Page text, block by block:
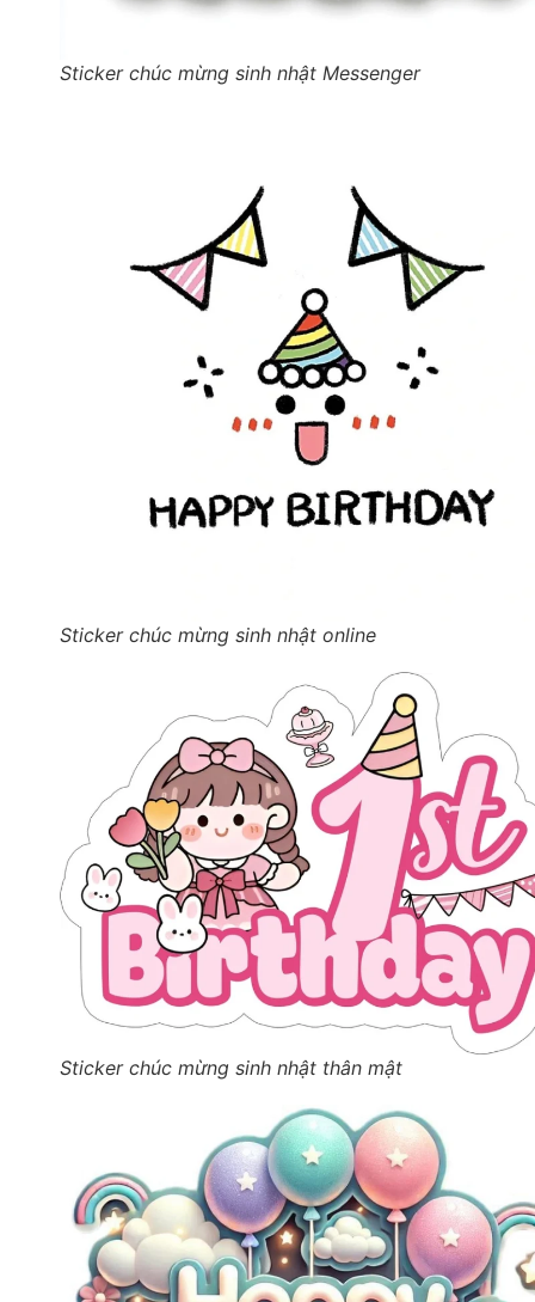
Sticker chúc mừng sinh nhật Messenger
Sticker chúc mừng sinh nhật online
Sticker chúc mừng sinh nhật thân mật